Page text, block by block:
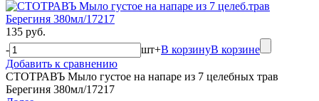
135 руб.
-
шт+В корзинуВ корзине
Добавить к сравнению
СТОТРАВЪ Мыло густое на напаре из 7 целебных трав
Берегиня 380мл/17217